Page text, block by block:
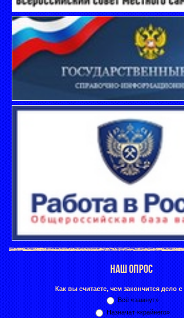
НАШ ОПРОС
Как вы считаете, чем закончится дело
Всё «замнут»
Назначат «крайнего»